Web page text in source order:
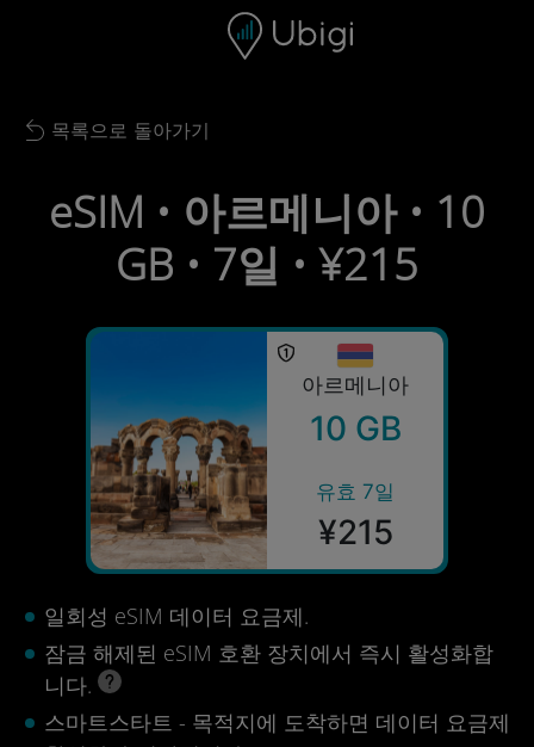
내비게이션 바 하단
Back to list
목록으로 돌아가기
eSIM • 아르메니아 • 10
GB • 7일 • ¥215
아르메니아
10 GB
유효 7일
¥215
일회성 eSIM 데이터 요금제.
잠금 해제된 eSIM 호환 장치에서 즉시 활성화합
니다.
스마트스타트 - 목적지에 도착하면 데이터 요금제